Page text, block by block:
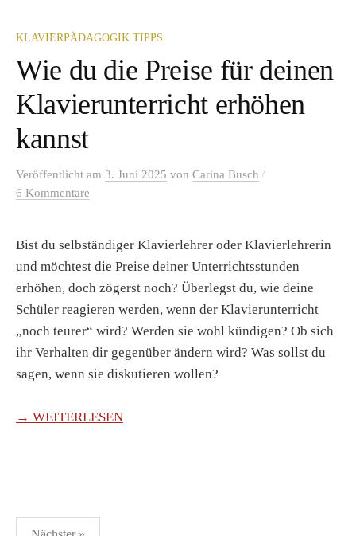
KLAVIERPÄDAGOGIK TIPPS
Wie du die Preise für deinen
Klavierunterricht erhöhen
kannst
Veröffentlicht am 3. Juni 2025 von Carina Busch /
6 Kommentare
Bist du selbständiger Klavierlehrer oder Klavierlehrerin
und möchtest die Preise deiner Unterrichtsstunden
erhöhen, doch zögerst noch? Überlegst du, wie deine
Schüler reagieren werden, wenn der Klavierunterricht
„noch teurer“ wird? Werden sie wohl kündigen? Ob sich
ihr Verhalten dir gegenüber ändern wird? Was sollst du
sagen, wenn sie diskutieren wollen?
→ WEITERLESEN
Seitennummerierung